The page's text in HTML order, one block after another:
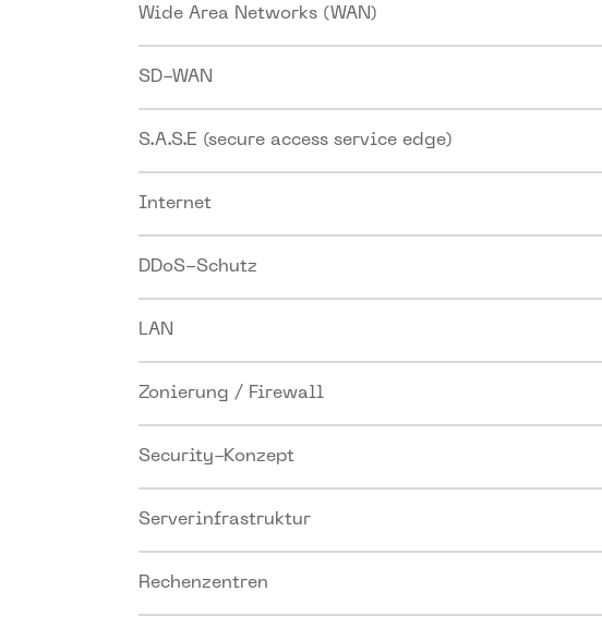
Wide Area Networks (WAN)
SD-WAN
S.A.S.E (secure access service edge)
Internet
DDoS-Schutz
LAN
Zonierung / Firewall
Security-Konzept
Serverinfrastruktur
Rechenzentren